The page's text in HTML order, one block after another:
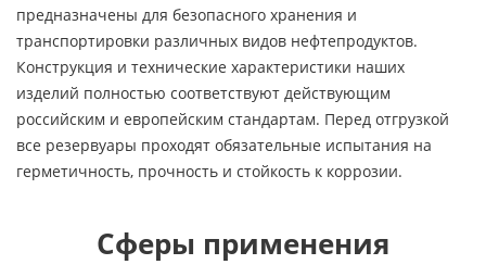
предназначены для безопасного хранения и
транспортировки различных видов нефтепродуктов.
Конструкция и технические характеристики наших
изделий полностью соответствуют действующим
российским и европейским стандартам. Перед отгрузкой
все резервуары проходят обязательные испытания на
герметичность, прочность и стойкость к коррозии.
Сферы применения